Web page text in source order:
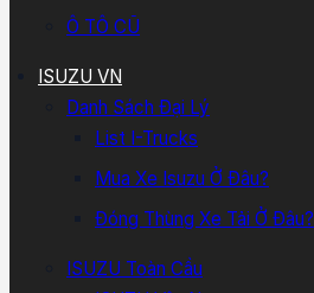
Ô TÔ CŨ
ISUZU VN
Danh Sách Đại Lý
List I-Trucks
Mua Xe Isuzu Ở Đâu?
Đóng Thùng Xe Tải Ở Đâu?
ISUZU Toàn Cầu